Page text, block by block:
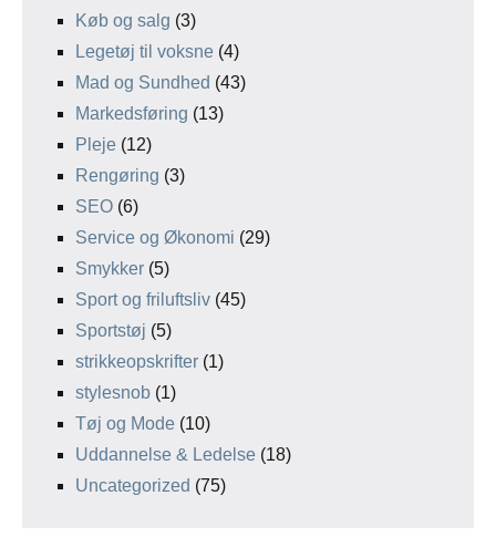
Køb og salg (3)
Legetøj til voksne (4)
Mad og Sundhed (43)
Markedsføring (13)
Pleje (12)
Rengøring (3)
SEO (6)
Service og Økonomi (29)
Smykker (5)
Sport og friluftsliv (45)
Sportstøj (5)
strikkeopskrifter (1)
stylesnob (1)
Tøj og Mode (10)
Uddannelse & Ledelse (18)
Uncategorized (75)